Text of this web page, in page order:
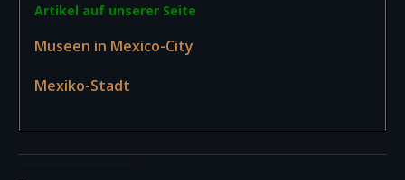
Artikel auf unserer Seite
Museen in Mexico-City
Mexiko-Stadt